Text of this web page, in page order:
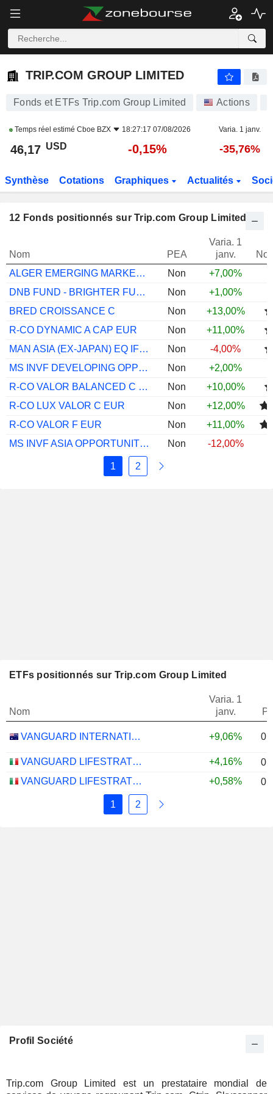
TRIP.COM GROUP LIMITED
TRIP.COM GROUP LIMITED
Fonds et ETFs Trip.com Group Limited Actions
Temps réel estimé Cboe BZX 18:27:17 07/08/2026 Varia. 1 janv.
46,17 USD -0,15% -35,76%
Synthèse Cotations Graphiques Actualités
12 Fonds positionnés sur Trip.com Group Limited
Nom PEA
Varia. 1
janv.
ALGER EMERGING MARKETS A US
Non
+7,00%
DNB FUND - BRIGHTER FUTURE RETL A USD
Non
+1,00%
BRED CROISSANCE C
Non
+13,00%
R-CO DYNAMIC A CAP EUR
Non
+11,00%
MAN ASIA (EX-JAPAN) EQ IF C EUR ACC
Non
-4,00%
MS INVF DEVELOPING OPPORTUNITY Z
Non
+2,00%
R-CO VALOR BALANCED C EUR
Non
+10,00%
R-CO LUX VALOR C EUR
Non
+12,00%
R-CO VALOR F EUR
Non
+11,00%
MS INVF ASIA OPPORTUNITY A
Non -12,00%
1 2
ETFs positionnés sur Trip.com Group Limited
Nom
Varia. 1
janv.
VANGUARD INTERNATIONAL EQUITY INDEX FUNDS - VANGUARD FTSE ALL-WORLD EX-US ETF +9,06%
VANGUARD LIFESTRATEGY 40% EQUITY UCITS ETF - DISTRIBUTING - EUR +4,16%
VANGUARD LIFESTRATEGY 20% EQUITY UCITS ETF - DISTRIBUTING - EUR
+0,58%
1 2
Profil Société
Trip.com Group Limited est un prestataire mondial de